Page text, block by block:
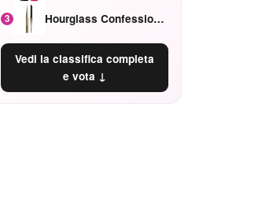
3 Hourglass Confession Ricaricabile Ultra Preciso Ad Alta Intensità Secretly Classic Red
Vedi la classifica completa
e vota ↓